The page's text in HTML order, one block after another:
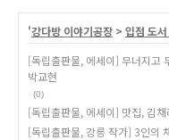
'강다방 이야기공장 > 입점 도
[독립출판물, 에세이] 무너지고
박교현
(0)
[독립출판물, 에세이] 맛집, 김
[독립출판물, 강릉 작가] 3인의